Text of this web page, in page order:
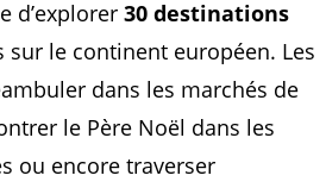
d’explorer 30 destinations
sur le continent européen. Les
dans les marchés de
le Père Noël dans les
ou encore traverser